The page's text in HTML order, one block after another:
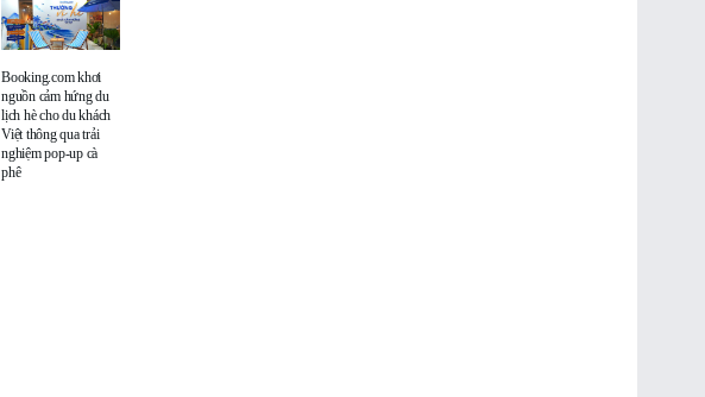
Booking.com khơi
nguồn cảm hứng du
lịch hè cho du khách
Việt thông qua trải
nghiệm pop-up cà
phê